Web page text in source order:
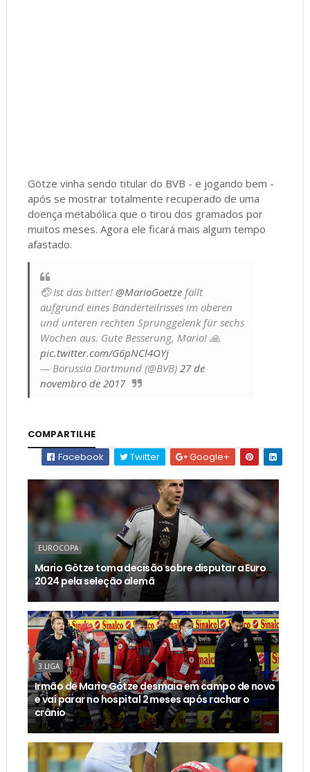
Götze vinha sendo titular do BVB - e jogando bem -
após se mostrar totalmente recuperado de uma
doença metabólica que o tirou dos gramados por
muitos meses. Agora ele ficará mais algum tempo
afastado.
🤕 Ist das bitter! @MarioGoetzefällt
aufgrund eines Bänderteilrisses im oberen
und unteren rechten Sprunggelenk für sechs
Wochen aus. Gute Besserung, Mario! 🙏
pic.twitter.com/G6pNCl4OYj
— Borussia Dortmund (@BVB) 27 de
novembro de 2017
COMPARTILHE
Facebook
Twitter Google+
EUROCOPA
Mario Götze toma decisão sobre disputar a Euro
2024 pela seleção alemã
3.LIGA
Irmão de Mario Götze desmaia em campo de novo
e vai parar no hospital 2 meses após rachar o
crânio